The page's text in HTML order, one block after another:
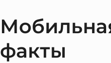
факты